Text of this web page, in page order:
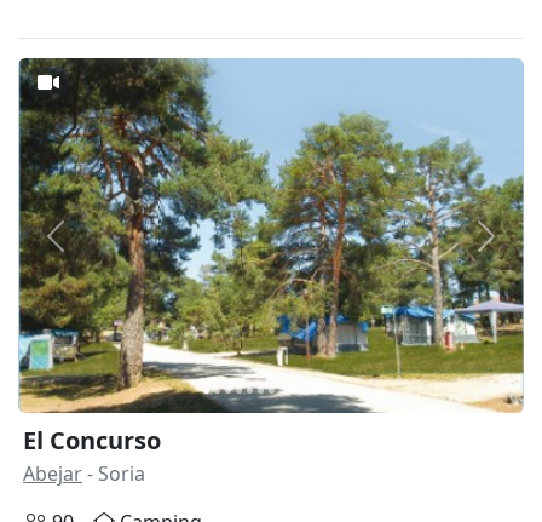
Anterior
El Concurso
Abejar- Soria